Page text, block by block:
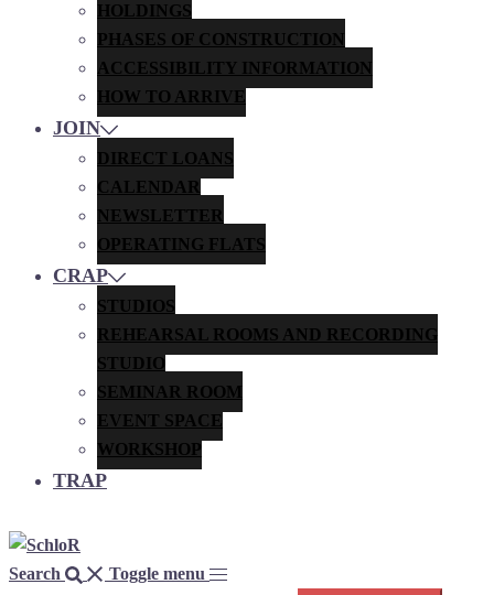
HOLDINGS
PHASES OF CONSTRUCTION
ACCESSIBILITY INFORMATION
HOW TO ARRIVE
JOIN
DIRECT LOANS
CALENDAR
NEWSLETTER
OPERATING FLATS
CRAP
STUDIOS
REHEARSAL ROOMS AND RECORDING
STUDIO
SEMINAR ROOM
EVENT SPACE
WORKSHOP
TRAP
Search Toggle menu